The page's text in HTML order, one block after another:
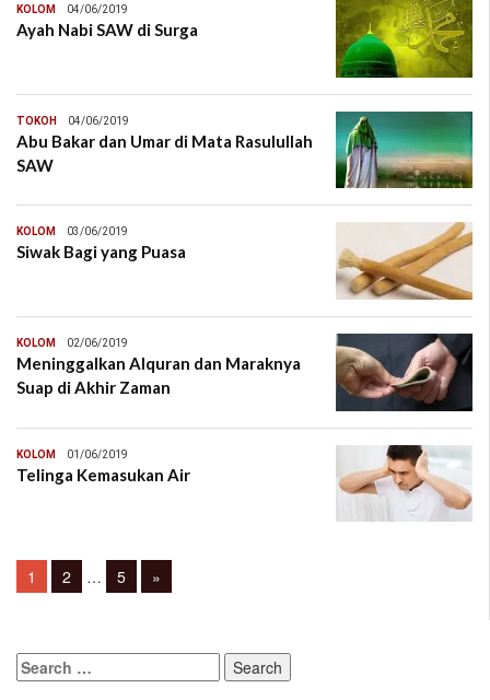
KOLOM 04/06/2019
Ayah Nabi SAW di Surga
TOKOH 04/06/2019
Abu Bakar dan Umar di Mata Rasulullah
SAW
KOLOM 03/06/2019
Siwak Bagi yang Puasa
KOLOM 02/06/2019
Meninggalkan Alquran dan Maraknya
Suap di Akhir Zaman
KOLOM 01/06/2019
Telinga Kemasukan Air
Posts
Page
1 Page
2 … Page
5 »
Search
for: